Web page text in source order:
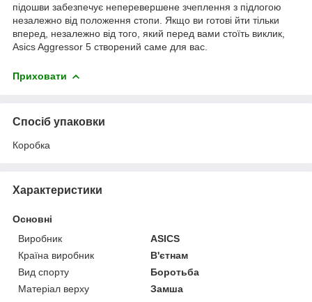
підошви забезпечує неперевершене зчеплення з підлогою
незалежно від положення стопи. Якщо ви готові йти тільки
вперед, незалежно від того, який перед вами стоїть виклик,
Asics Aggressor 5 створений саме для вас.
Приховати
Спосіб упаковки
Коробка
Характеристики
Основні
Виробник
ASICS
Країна виробник
В'єтнам
Вид спорту
Боротьба
Матеріал верху
Замша